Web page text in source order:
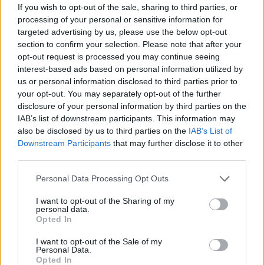
If you wish to opt-out of the sale, sharing to third parties, or
processing of your personal or sensitive information for
targeted advertising by us, please use the below opt-out
section to confirm your selection. Please note that after your
opt-out request is processed you may continue seeing
interest-based ads based on personal information utilized by
us or personal information disclosed to third parties prior to
your opt-out. You may separately opt-out of the further
disclosure of your personal information by third parties on the
IAB’s list of downstream participants. This information may
also be disclosed by us to third parties on the IAB’s List of
Downstream Participants that may further disclose it to other
Please note that this website/app uses one or more Google
not limited to your visit or usage behaviour. You may click to
grant or deny consent to Google and its third-party tags to
use your data for below specified purposes in below Google
consent section.
Personal Data Processing Opt Outs
I want to opt-out of the Sharing of my
personal data.
Opted In
I want to opt-out of the Sale of my
Personal Data.
Opted In
olvasható). A kapott eredmények az programcsomag
összes további elemében hasznosításra
kerülnek.
Csoportos képzési modulok:
3.Önéletrajz és motivációs levél írás, mely során a
résztvevők gyakorlat-orientált tréning során
megismerjék a CV- és motivációs levél írás alapjait,
elkészítsék saját önéletrajzukat
4.Állásinterjú tréningsorán a résztvevők
megtapasztalják az állásinterjúkon releváns
szempontokat és értékeket (mind az állásinterjú
készítők, mind az álláskeresők szemszögéből),
kipróbálják magukat – egymás segítségével – az
állásinterjúkon előforduló különböző szituációs
helyzetekben.
Egyéni képzési modulok: